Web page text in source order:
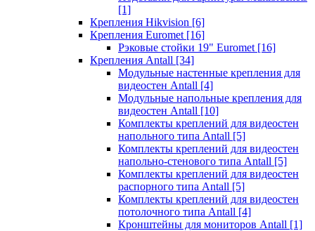
[1]
Крепления Hikvision [6]
Крепления Euromet [16]
Рэковые стойки 19" Euromet [16]
Крепления Antall [34]
Модульные настенные крепления для
видеостен Antall [4]
Модульные напольные крепления для
видеостен Antall [10]
Комплекты креплений для видеостен
напольного типа Antall [5]
Комплекты креплений для видеостен
напольно-стенового типа Antall [5]
Комплекты креплений для видеостен
распорного типа Antall [5]
Комплекты креплений для видеостен
потолочного типа Antall [4]
Кронштейны для мониторов Antall [1]